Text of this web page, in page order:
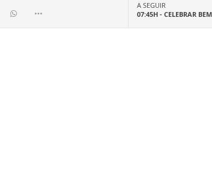
A SEGUIR
07:45H - CELEBRAR BEM